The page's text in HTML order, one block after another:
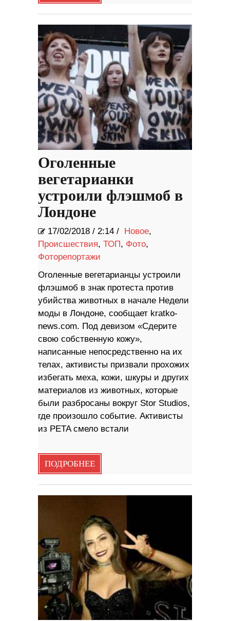
Оголенные
вегетарианки
устроили флэшмоб в
Лондоне
17/02/2018 / 2:14 / Новое,
Происшествия, ТОП, Фото,
Фоторепортажи
Оголенные вегетарианцы устроили
флэшмоб в знак протеста против
убийства животных в начале Недели
моды в Лондоне, сообщает kratko-
news.com. Под девизом «Сдерите
свою собственную кожу»,
написанные непосредственно на их
телах, активисты призвали прохожих
избегать меха, кожи, шкуры и других
материалов из животных, которые
были разбросаны вокруг Stor Studios,
где произошло событие. Активисты
из PETA смело встали
ПОДРОБНЕЕ